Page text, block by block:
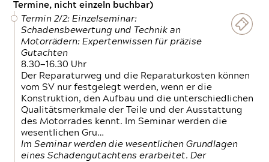
Termine, nicht einzeln buchbar)
Termin 2/2: Einzelseminar:
Schadensbewertung und Technik an
Motorrädern: Expertenwissen für präzise
Gutachten
8.30—16.30 Uhr
Der Reparaturweg und die Reparaturkosten können
vom SV nur festgelegt werden, wenn er die
Konstruktion, den Aufbau und die unterschiedlichen
Qualitätsmerkmale der Teile und der Ausstattung
des Motorrades kennt. Im Seminar werden die
wesentlichen Gru…
Im Seminar werden die wesentlichen Grundlagen
eines Schadengutachtens erarbeitet. Der